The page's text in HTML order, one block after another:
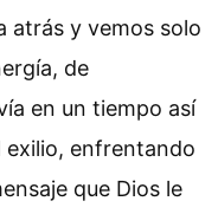
atrás y vemos solo
de
en un tiempo así
enfrentando
que Dios le